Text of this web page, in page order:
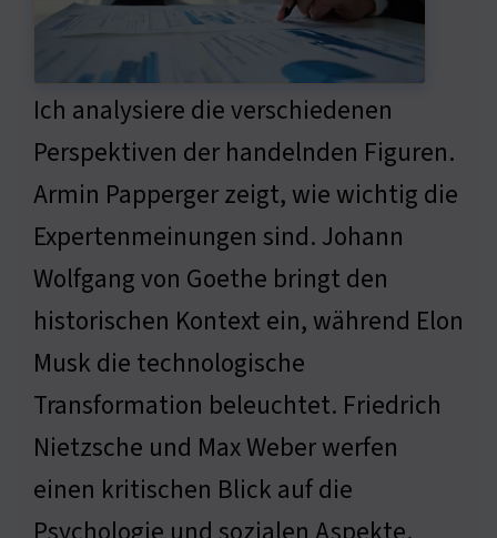
Ich analysiere die verschiedenen
Perspektiven der handelnden Figuren.
Armin Papperger zeigt, wie wichtig die
Expertenmeinungen sind. Johann
Wolfgang von Goethe bringt den
historischen Kontext ein, während Elon
Musk die technologische
Transformation beleuchtet. Friedrich
Nietzsche und Max Weber werfen
einen kritischen Blick auf die